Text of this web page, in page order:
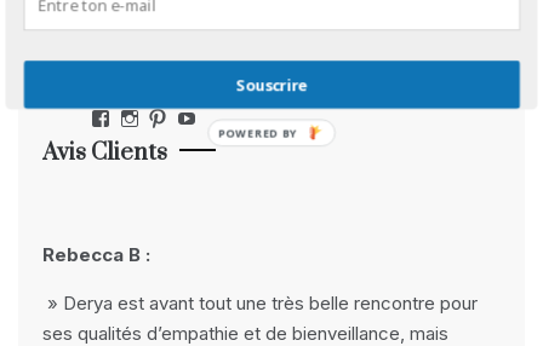
Réseaux Sociaux
Facebook
Instagram
Pinterest
YouTube
Avis Clients
Rebecca B :
» Derya est avant tout une très belle rencontre pour
ses qualités d’empathie et de bienveillance, mais
Souscrire
POWERED BY